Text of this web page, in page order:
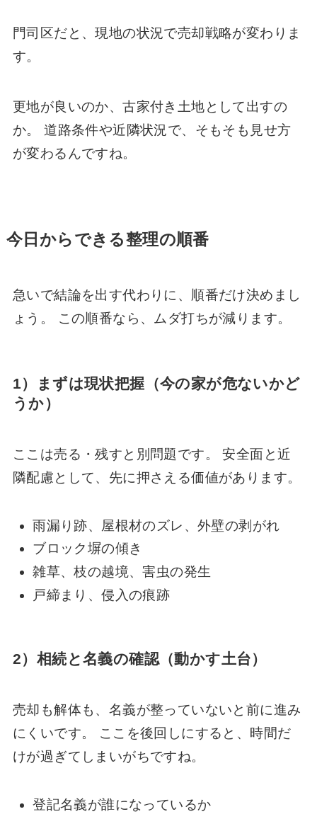
門司区だと、現地の状況で売却戦略が変わりま
す。
更地が良いのか、古家付き土地として出すの
か。 道路条件や近隣状況で、そもそも見せ方
が変わるんですね。
今日からできる整理の順番
急いで結論を出す代わりに、順番だけ決めまし
ょう。 この順番なら、ムダ打ちが減ります。
1）まずは現状把握（今の家が危ないかど
うか）
ここは売る・残すと別問題です。 安全面と近
隣配慮として、先に押さえる価値があります。
雨漏り跡、屋根材のズレ、外壁の剥がれ
ブロック塀の傾き
雑草、枝の越境、害虫の発生
戸締まり、侵入の痕跡
2）相続と名義の確認（動かす土台）
売却も解体も、名義が整っていないと前に進み
にくいです。 ここを後回しにすると、時間だ
けが過ぎてしまいがちですね。
登記名義が誰になっているか